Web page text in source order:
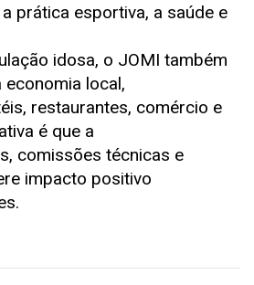
prática esportiva, a saúde e
idosa, o JOMI também
economia local,
restaurantes, comércio e
é que a
comissões técnicas e
impacto positivo